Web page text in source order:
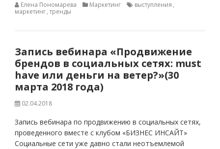
Елена Пономарева Маркетинг выступления ,
маркетинг, тренды
Запись вебинара «Продвижение
брендов в социальных сетях: must
have или деньги на ветер?»(30
марта 2018 года)
02.04.2018
Запись вебинара по продвижению в социальных сетях,
проведенного вместе с клубом «БИЗНЕС ИНСАЙТ»
Социальные сети уже давно стали неотъемлемой